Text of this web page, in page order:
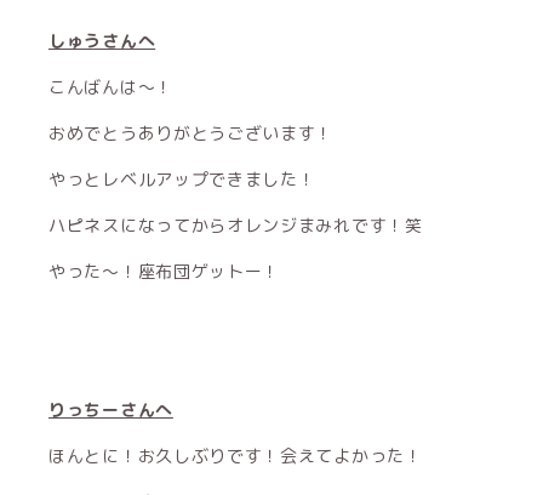
しゅうさんへ
こんばんは〜！
おめでとうありがとうございます！
やっとレベルアップできました！
ハピネスになってからオレンジまみれです！笑
やった〜！座布団ゲットー！
りっちーさんへ
ほんとに！お久しぶりです！会えてよかった！